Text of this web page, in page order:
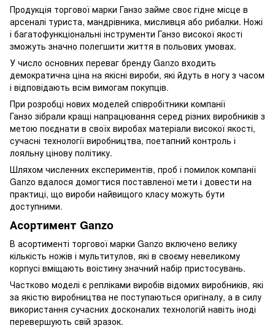
Продукція торгової марки Ганзо займе своє гідне місце в
арсеналі туриста, мандрівника, мисливця або рибалки. Ножі
і багатофункціональні інструменти Ганзо високої якості
зможуть значно полегшити життя в польових умовах.
У число основних переваг бренду Ganzo входить
демократична ціна на якісні вироби, які йдуть в ногу з часом
і відповідають всім вимогам покупців.
При розробці нових моделей співробітники компанії
Ганзо зібрали кращі напрацювання серед різних виробників з
метою поєднати в своїх виробах матеріали високої якості,
сучасні технології виробництва, поетапний контроль і
лояльну цінову політику.
Шляхом численних експериментів, проб і помилок компанії
Ganzo вдалося домогтися поставленої мети і довести на
практиці, що вироби найвищого класу можуть бути
доступними.
Асортимент Ganzo
В асортименті торгової марки Ganzo включено велику
кількість ножів і мультитулов, які в своєму невеликому
корпусі вміщають воістину значний набір пристосувань.
Частково моделі є репліками виробів відомих виробників, які
за якістю виробництва не поступаються оригіналу, а в силу
використання сучасних досконалих технологій навіть іноді
перевершують свій зразок.